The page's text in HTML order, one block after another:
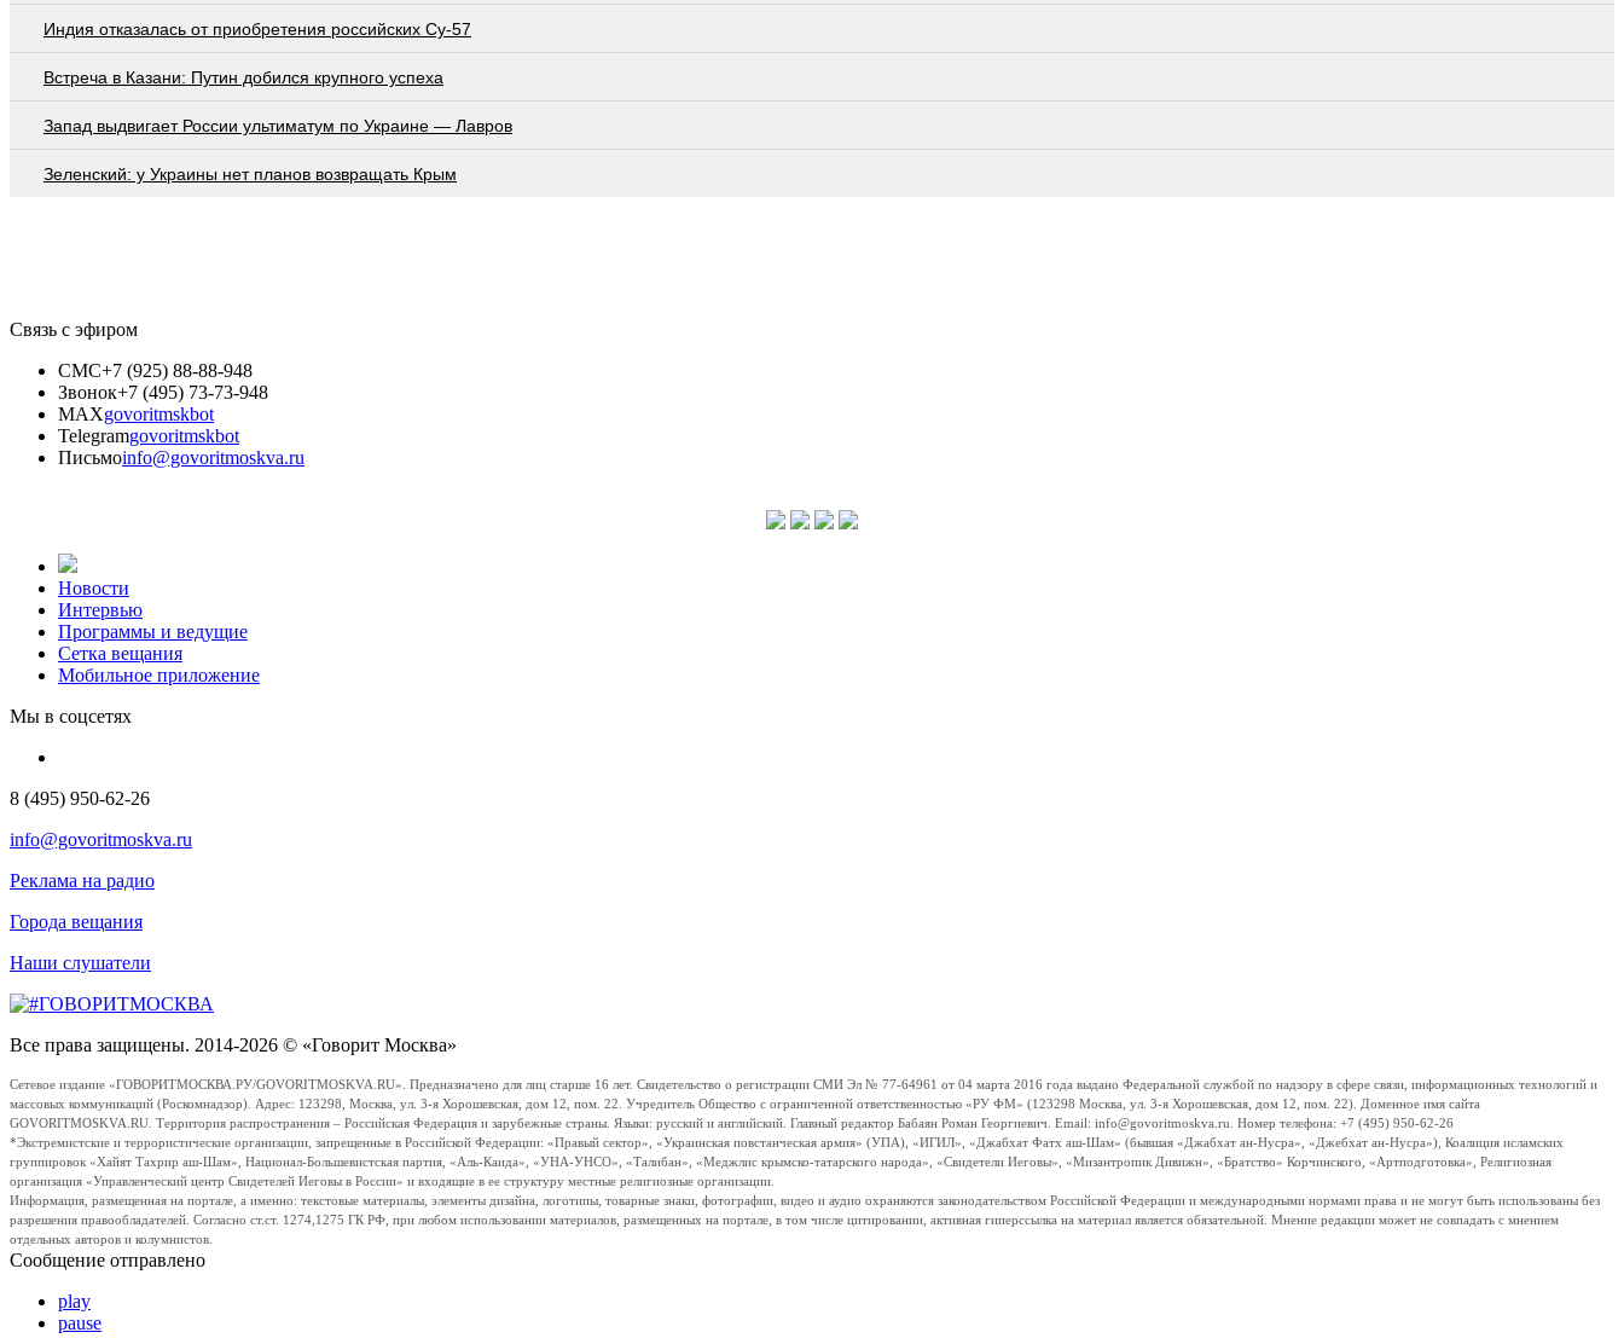
Индия отказалась от приобретения российских Су-57
Встреча в Казани: Путин добился крупного успеха
Запад выдвигает России ультиматум по Украине — Лавров
Зеленский: у Украины нет планов возвращать Крым
Связь с эфиром
СМС+7 (925) 88-88-948
Звонок+7 (495) 73-73-948
MAXgovoritmskbot
Telegramgovoritmskbot
Письмоinfo@govoritmoskva.ru
Новости
Интервью
Программы и ведущие
Сетка вещания
Мобильное приложение
Мы в соцсетях
8 (495) 950-62-26
info@govoritmoskva.ru
Реклама на радио
Города вещания
Наши слушатели
Все права защищены. 2014-2026 © «Говорит Москва»
Сетевое издание «ГОВОРИТМОСКВА.РУ/GOVORITMOSKVA.RU». Предназначено для лиц старше 16 лет. Свидетельство о регистрации СМИ Эл № 77-64961 от 04 марта 2016 года выдано Федеральной службой по надзору в сфере связи, информационных технологий и
массовых коммуникаций (Роскомнадзор). Адрес: 123298, Москва, ул. 3-я Хорошевская, дом 12, пом. 22. Учредитель Общество с ограниченной ответственностью «РУ ФМ» (123298 Москва, ул. 3-я Хорошевская, дом 12, пом. 22). Доменное имя сайта
GOVORITMOSKVA.RU. Территория распространения – Российская Федерация и зарубежные страны. Языки: русский и английский. Главный редактор Бабаян Роман Георгиевич. Email: info@govoritmoskva.ru. Номер телефона: +7 (495) 950-62-26
*Экстремистские и террористические организации, запрещенные в Российской Федерации: «Правый сектор», «Украинская повстанческая армия» (УПА), «ИГИЛ», «Джабхат Фатх аш-Шам» (бывшая «Джабхат ан-Нусра», «Джебхат ан-Нусра»), Коалиция исламских
группировок «Хайят Тахрир аш-Шам», Национал-Большевистская партия, «Аль-Каида», «УНА-УНСО», «Талибан», «Меджлис крымско-татарского народа», «Свидетели Иеговы», «Мизантропик Дивижн», «Братство» Корчинского, «Артподготовка», Религиозная
организация «Управленческий центр Свидетелей Иеговы в России» и входящие в ее структуру местные религиозные организации.
Информация, размещенная на портале, а именно: текстовые материалы, элементы дизайна, логотипы, товарные знаки, фотографии, видео и аудио охраняются законодательством Российской Федерации и международными нормами права и не могут быть использованы без
разрешения правообладателей. Согласно ст.ст. 1274,1275 ГК РФ, при любом использовании материалов, размещенных на портале, в том числе цитировании, активная гиперссылка на материал является обязательной. Мнение редакции может не совпадать с мнением
отдельных авторов и колумнистов.
Сообщение отправлено
play
pause